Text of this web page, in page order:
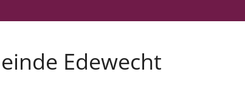
Edewecht